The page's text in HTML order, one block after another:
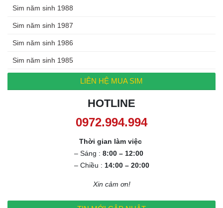
Sim năm sinh 1988
Sim năm sinh 1987
Sim năm sinh 1986
Sim năm sinh 1985
LIÊN HỆ MUA SIM
HOTLINE
0972.994.994
Thời gian làm việc
– Sáng : 8:00 – 12:00
– Chiều : 14:00 – 20:00
Xin cảm ơn!